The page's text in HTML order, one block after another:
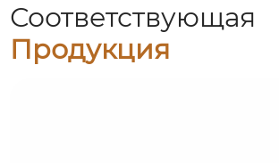
Соответствующая
Продукция